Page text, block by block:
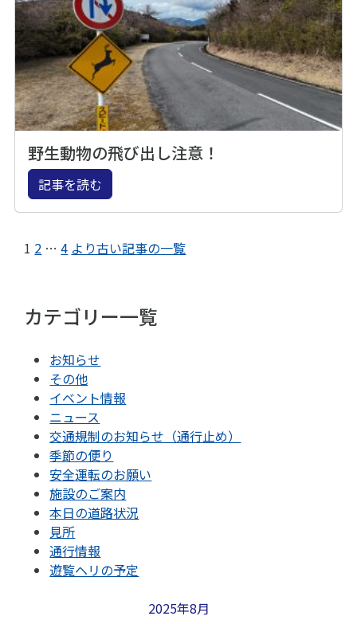
野生動物の飛び出し注意！
記事を読む
1 2 … 4 より古い記事の一覧
カテゴリー一覧
お知らせ
その他
イベント情報
ニュース
交通規制のお知らせ（通行止め）
季節の便り
安全運転のお願い
施設のご案内
本日の道路状況
見所
通行情報
遊覧ヘリの予定
2025年8月